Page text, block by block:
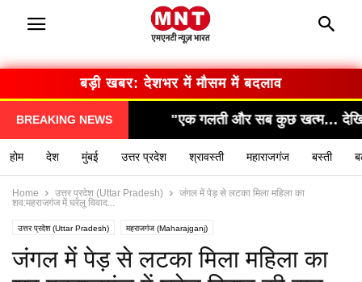
बड़ी खबर: सरकार का बड़ा फैसला
BREAKING NEWS
गलती और सब कुछ खत्म… देखिए कैसे हुआ हादसा!"
होम देश मुंबई उत्तर प्रदेश श्रावस्ती महाराजगंज बस्ती
Home उत्तर प्रदेश (Uttar Pradesh)
जंगल में पेड़ से लटका मिला महिला का
शव:महराजगंज में घरेलू विवाद...
उत्तर प्रदेश (Uttar Pradesh) महराजगंज (Maharajganj)
जंगल में पेड़ से लटका मिला महिला का